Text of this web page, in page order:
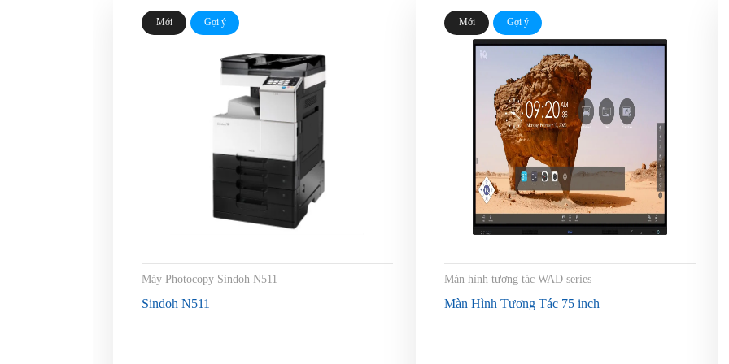
Mới Gợi ý
Máy Photocopy Sindoh N511
Sindoh N511
Mới Gợi ý
Màn hình tương tác WAD series
Màn Hình Tương Tác 75 inch